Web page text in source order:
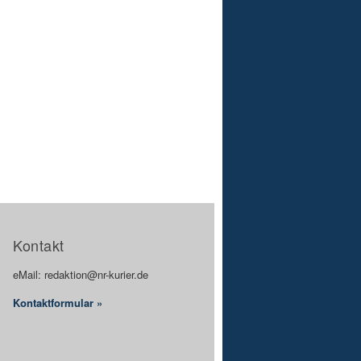
Kontakt
eMail: redaktion@nr-kurier.de
Kontaktformular »